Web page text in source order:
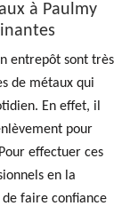
à Paulmy
entrepôt sont très
de métaux qui
En effet, il
pour
effectuer ces
en la
de faire confiance